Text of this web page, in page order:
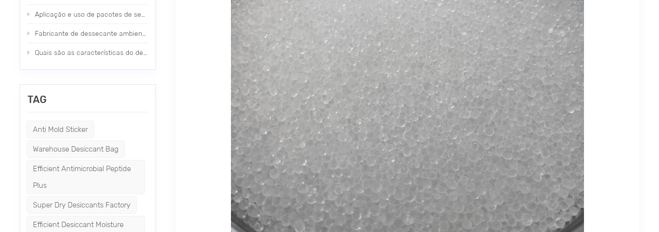
Aplicação e uso de pacotes de secagem perfumados Topone
Fabricante de dessecante ambiental de novo tipo Nano
Quais são as características do dessecante mineral?
TAG
Anti Mold Sticker
Warehouse Desiccant Bag
Efficient Antimicrobial Peptide
Plus
Super Dry Desiccants Factory
Efficient Desiccant Moisture